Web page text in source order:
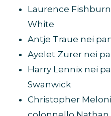
Laurence
White
Antje Traue nei
Ayelet Zurer nei
Harry Lennix nei
Swanwick
Christopher